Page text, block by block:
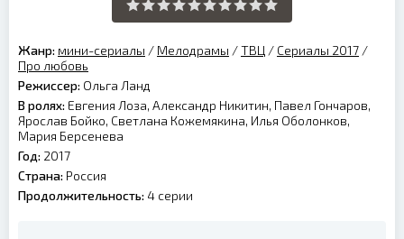
Жанр: мини-сериалы / Мелодрамы /ТВЦ / Сериалы 2017 /
Про любовь
Режиссер: Ольга Ланд
В ролях: Евгения Лоза, Александр Никитин, Павел Гончаров,
Ярослав Бойко, Светлана Кожемякина, Илья Оболонков,
Мария Берсенева
Год: 2017
Страна: Россия
Продолжительность: 4 серии